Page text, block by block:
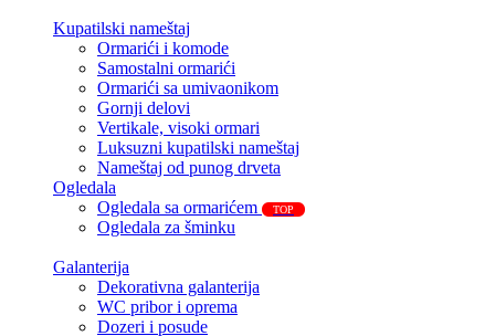
Kupatilski nameštaj
Ormarići i komode
Samostalni ormarići
Ormarići sa umivaonikom
Gornji delovi
Vertikale, visoki ormari
Luksuzni kupatilski nameštaj
Nameštaj od punog drveta
Ogledala
Ogledala sa ormarićem
TOP
Ogledala za šminku
Galanterija
Dekorativna galanterija
WC pribor i oprema
Dozeri i posude